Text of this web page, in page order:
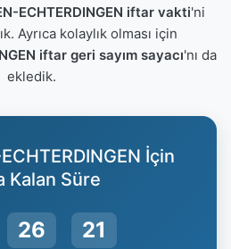
ECHTERDINGEN iftar vakti'ni
Ayrıca kolaylık olması için
iftar geri sayım sayacı'nı da
ekledik.
İçin
Kalan Süre
26 21